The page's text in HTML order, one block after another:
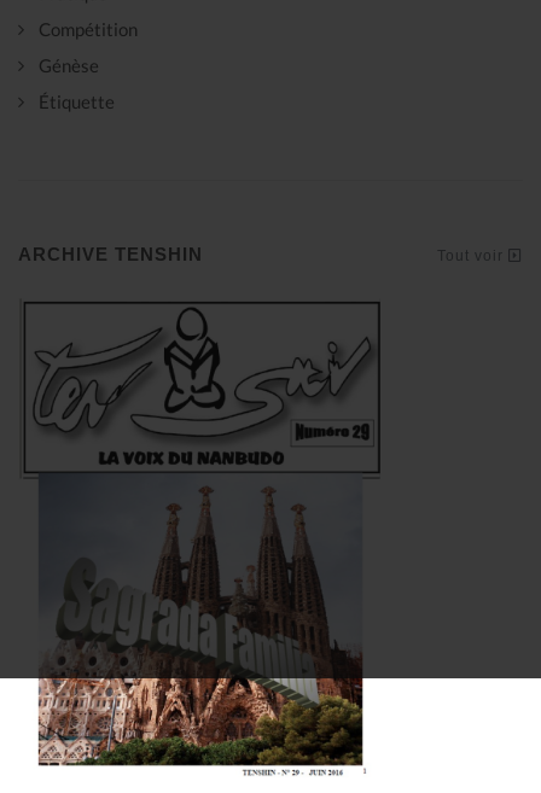
Compétition
Génèse
Étiquette
ARCHIVE TENSHIN Tout voir